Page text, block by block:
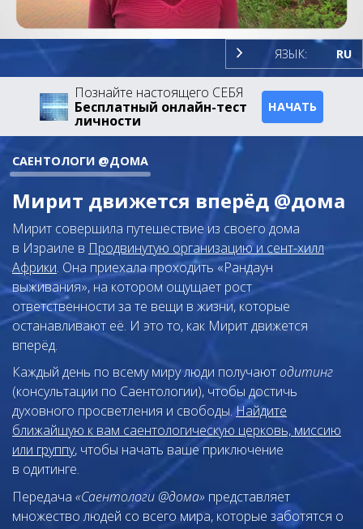
Video
ЯЗЫК: RU
Познайте настоящего СЕБЯ
Бесплатный онлайн-тест
личности
НАЧАТЬ
САЕНТОЛОГИ @ДОМА
Мирит движется вперёд @дома
Мирит совершила путешествие из своего дома
в Израиле в Продвинутую организацию и сент-хилл
Африки. Она приехала проходить «Рандаун
выживания», на котором ощущает рост
ответственности за те вещи в жизни, которые
останавливают её. И это то, как Мирит движется
вперёд.
Каждый день по всему миру люди получаютодитинг
(консультации по Саентологии), чтобы достичь
духовного просветления и свободы.Найдите
ближайшую к вам саентологическую церковь, миссию
или группу, чтобы начать ваше приключение
в одитинге.
Передача «Саентологи @дома» представляет
множество людей со всего мира, которые заботятся о